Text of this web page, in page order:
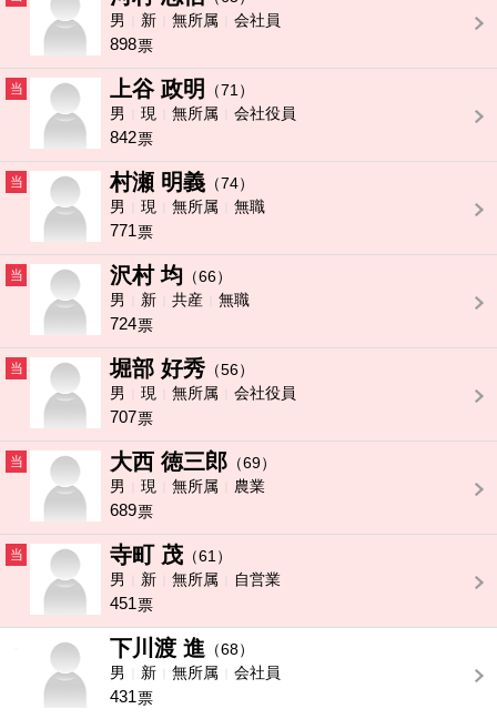
男
新 無所属 会社員
898票
当 上谷 政明
（71）
男
現 無所属 会社役員
842票
当 村瀬 明義 （74）
男
現 無所属 無職
771票
当 沢村 均 （66）
男
新 共産 無職
724票
当 堀部 好秀 （56）
男
現 無所属 会社役員
707票
当 大西 徳三郎 （69）
男
現 無所属 農業
689票
当 寺町 茂 （61）
男
新 無所属 自営業
451票
下川渡 進 （68）
男
新 無所属 会社員
431票